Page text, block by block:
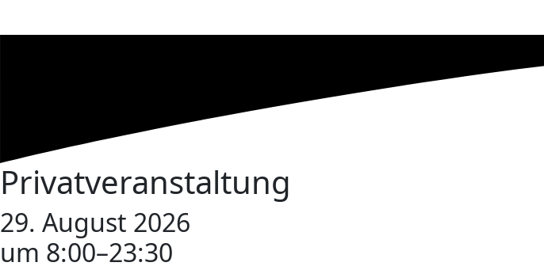
Privatveranstaltung
29. August 2026
um 8:00–23:30